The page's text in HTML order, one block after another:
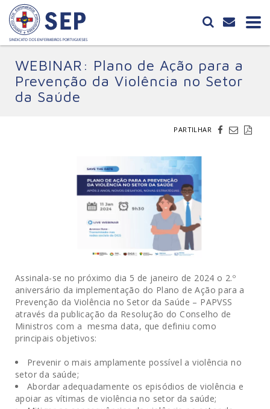
WEBINAR: Plano de Ação para a
Prevenção da Violência no Setor
da Saúde
PARTILHAR
Assinala-se no próximo dia 5 de janeiro de 2024 o 2.º
aniversário da implementação do Plano de Ação para a
Prevenção da Violência no Setor da Saúde – PAPVSS
através da publicação da Resolução do Conselho de
Ministros com a mesma data, que definiu como
principais objetivos:
Prevenir o mais amplamente possível a violência no
setor da saúde;
Abordar adequadamente os episódios de violência e
apoiar as vítimas de violência no setor da saúde;